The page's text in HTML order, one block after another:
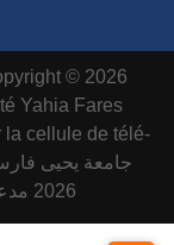
© 2026
Yahia Fares
la cellule de télé-
جامعة يحيى
2026 مدعوم من طرف خلية التعليم عن بعد